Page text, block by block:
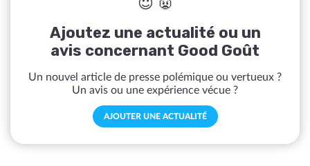
😇 👿
Ajoutez une actualité ou un
avis concernant Good Goût
Un nouvel article de presse polémique ou vertueux ?
Un avis ou une expérience vécue ?
AJOUTER UNE ACTUALITÉ